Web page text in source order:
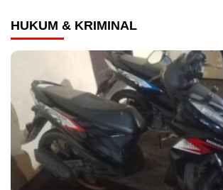
HUKUM & KRIMINAL